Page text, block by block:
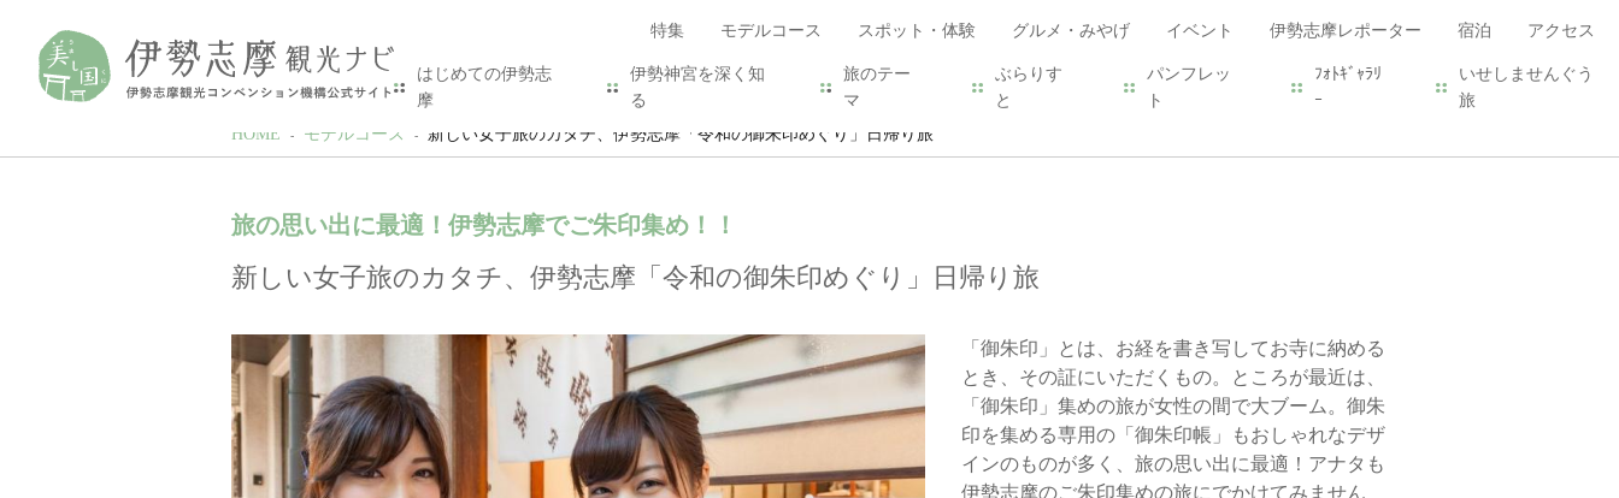
特集 モデルコース スポット・体験 グルメ・みやげ イベント 伊勢志摩レポーター 宿泊 アクセス
はじめての伊勢志
摩
伊勢神宮を深く知
る
旅のテー
マ
ぶらりす
と
パンフレッ
ト
ﾌｫﾄｷﾞｬﾗﾘ
ｰ
いせしませんぐう
旅
HOME モデルコース 新しい女子旅のカタチ、伊勢志摩「令和の御朱印めぐり」日帰り旅
旅の思い出に最適！伊勢志摩でご朱印集め！！
新しい女子旅のカタチ、伊勢志摩「令和の御朱印めぐり」日帰り旅
「御朱印」とは、お経を書き写してお寺に納める
とき、その証にいただくもの。ところが最近は、
「御朱印」集めの旅が女性の間で大ブーム。御朱
印を集める専用の「御朱印帳」もおしゃれなデザ
インのものが多く、旅の思い出に最適！アナタも
伊勢志摩のご朱印集めの旅にでかけてみません